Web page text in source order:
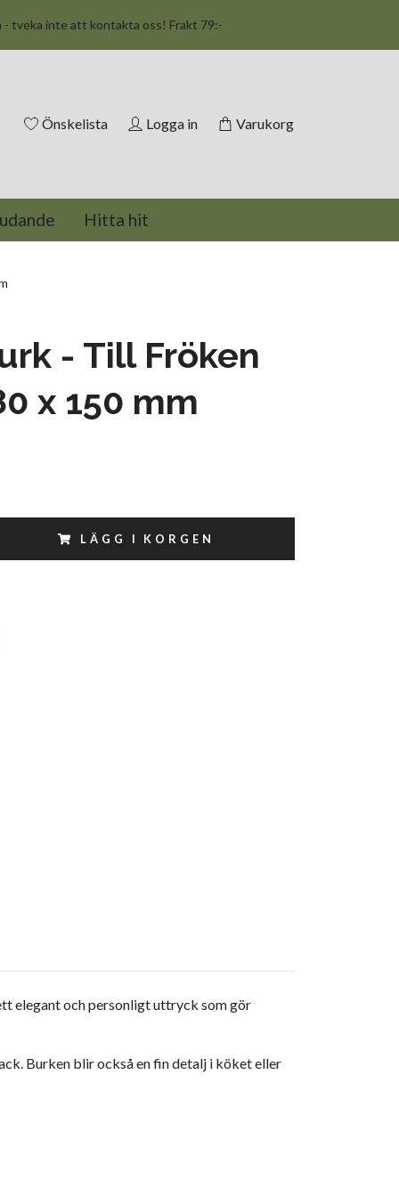
- tveka inte att kontakta oss! Frakt 79:-
Önskelista Logga in Varukorg
Hitta hit
- Till Fröken
x 150 mm
LÄGG I KORGEN
elegant och personligt uttryck som gör
Burken blir också en fin detalj i köket eller